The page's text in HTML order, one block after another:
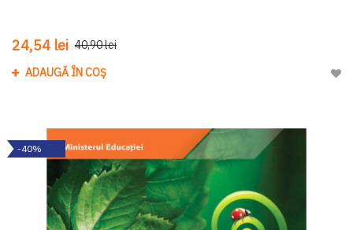
24,54 lei 40,90 lei
ADAUGĂ ÎN COȘ
-40%